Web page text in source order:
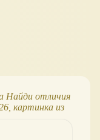
Найди отличия
картинка из